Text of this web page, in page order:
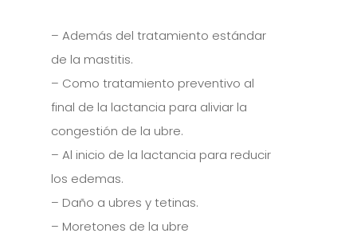
– Además del tratamiento estándar
de la mastitis.
– Como tratamiento preventivo al
final de la lactancia para aliviar la
congestión de la ubre.
– Al inicio de la lactancia para reducir
los edemas.
– Daño a ubres y tetinas.
– Moretones de la ubre